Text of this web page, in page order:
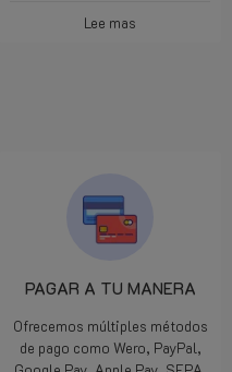
Lee mas
PAGAR A TU MANERA
Ofrecemos múltiples métodos
de pago como Wero, PayPal,